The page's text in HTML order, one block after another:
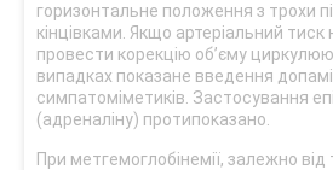
горизонтальне положення з трохи
кінцівками. Якщо артеріальний тиск
провести корекцію об’єму
випадках показане введення
симпатоміметиків. Застосування
(адреналіну) протипоказано.
При метгемоглобінемії, залежно від